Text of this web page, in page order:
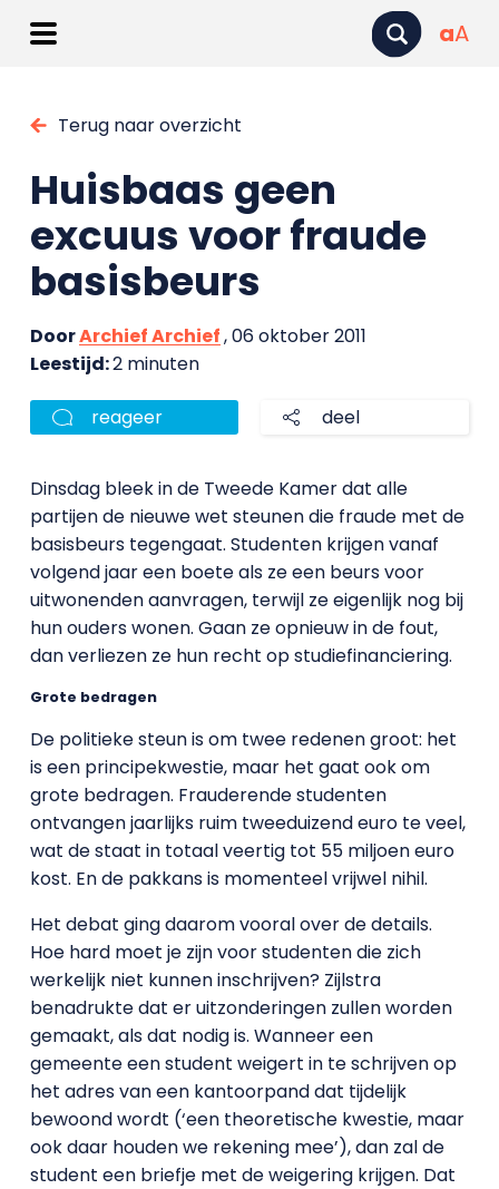
aA
Terug naar overzicht
Huisbaas geen
excuus voor fraude
basisbeurs
DoorArchief Archief, 06 oktober 2011
Leestijd:2 minuten
reageer deel
Dinsdag bleek in de Tweede Kamer dat alle
partijen de nieuwe wet steunen die fraude met de
basisbeurs tegengaat. Studenten krijgen vanaf
volgend jaar een boete als ze een beurs voor
uitwonenden aanvragen, terwijl ze eigenlijk nog bij
hun ouders wonen. Gaan ze opnieuw in de fout,
dan verliezen ze hun recht op studiefinanciering.
Grote bedragen
De politieke steun is om twee redenen groot: het
is een principekwestie, maar het gaat ook om
grote bedragen. Frauderende studenten
ontvangen jaarlijks ruim tweeduizend euro te veel,
wat de staat in totaal veertig tot 55 miljoen euro
kost. En de pakkans is momenteel vrijwel nihil.
Het debat ging daarom vooral over de details.
Hoe hard moet je zijn voor studenten die zich
werkelijk niet kunnen inschrijven? Zijlstra
benadrukte dat er uitzonderingen zullen worden
gemaakt, als dat nodig is. Wanneer een
gemeente een student weigert in te schrijven op
het adres van een kantoorpand dat tijdelijk
bewoond wordt (‘een theoretische kwestie, maar
ook daar houden we rekening mee’), dan zal de
student een briefje met de weigering krijgen. Dat